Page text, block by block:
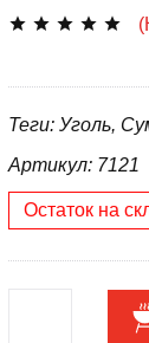
Теги: Уголь,
Артикул: 7121
Остаток на